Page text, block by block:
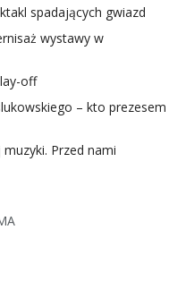
spadających gwiazd
wystawy w
off
– kto prezesem
Przed nami